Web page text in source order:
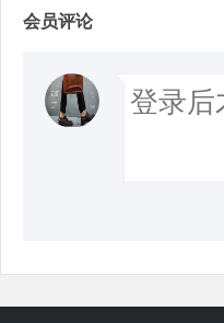
会员评论